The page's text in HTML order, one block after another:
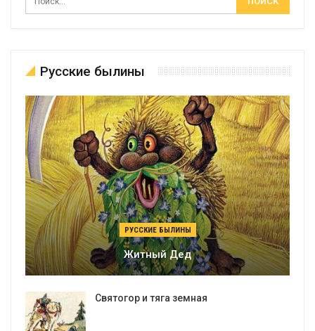
Русские былины
РУССКИЕ БЫЛИНЫ
Житный Дед
Святогор и тяга земная